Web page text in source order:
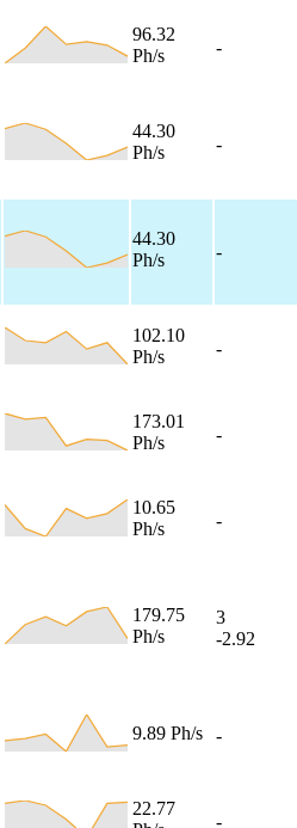
96.32
Ph/s
-
44.30
Ph/s
-
44.30
Ph/s
-
102.10
Ph/s
-
173.01
Ph/s
-
10.65
Ph/s
-
179.75
Ph/s
3
-2.92
9.89 Ph/s -
22.77
-